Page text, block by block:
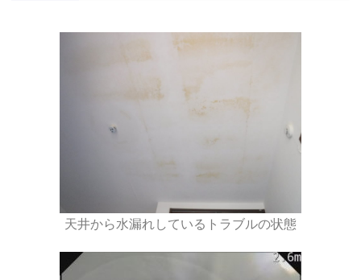
天井から水漏れしているトラブルの状態